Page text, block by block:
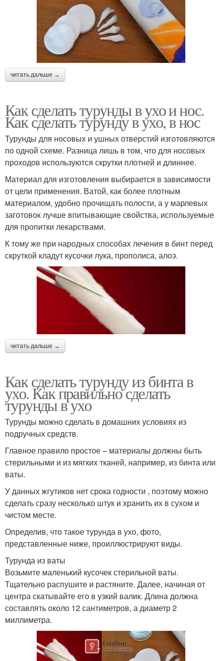
читать дальше →
Как сделать турунды в ухо и нос.
Как сделать турунду в ухо, в нос
Турунды для носовых и ушных отверстий изготовляются
по одной схеме. Разница лишь в том, что для носовых
проходов используются скрутки плотней и длиннее.
Материал для изготовления выбирается в зависимости
от цели применения. Ватой, как более плотным
материалом, удобно прочищать полости, а у марлевых
заготовок лучше впитывающие свойства, используемые
для пропитки лекарствами.
К тому же при народных способах лечения в бинт перед
скруткой кладут кусочки лука, прополиса, алоэ.
читать дальше →
Как сделать турунду из бинта в
ухо. Как правильно сделать
турунды в ухо
Турунды можно сделать в домашних условиях из
подручных средств.
Главное правило простое – материалы должны быть
стерильными и из мягких тканей, например, из бинта или
ваты.
У данных жгутиков нет срока годности , поэтому можно
сделать сразу несколько штук и хранить их в сухом и
чистом месте.
Определив, что такое турунда в ухо, фото,
представленные ниже, проиллюстрируют виды.
Турунда из ваты
Возьмите маленький кусочек стерильной ваты.
Тщательно распушите и растяните. Далее, начиная от
центра скатывайте его в узкий валик. Длина должна
составлять около 12 сантиметров, а диаметр 2
миллиметра.